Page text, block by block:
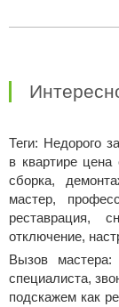
Теги: Недорого
в квартире цена
сборка,
мастер,
реставрация,
отключение,
Вызов мастера:
специалиста,
подскажем как